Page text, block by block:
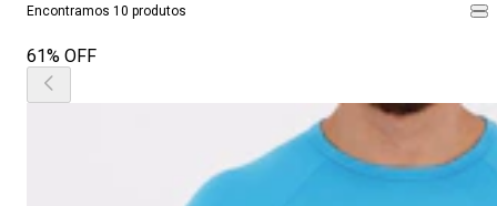
Encontramos 10 produtos
61% OFF